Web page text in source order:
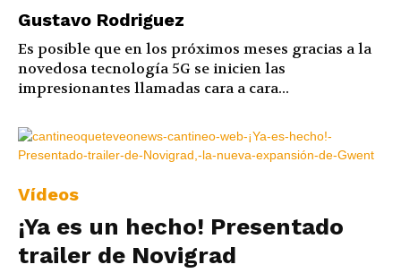
Gustavo Rodriguez
Es posible que en los próximos meses gracias a la
novedosa tecnología 5G se inicien las
impresionantes llamadas cara a cara...
Vídeos
¡Ya es un hecho! Presentado
trailer de Novigrad